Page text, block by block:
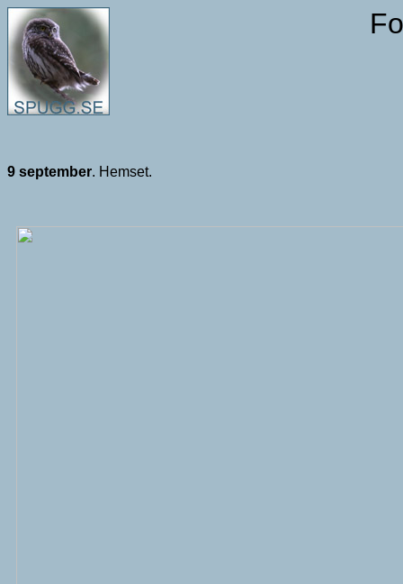
9 september. Hemset.